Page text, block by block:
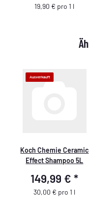
19,90 € pro 1 l
Ausverkauft
Koch Chemie Ceramic
Effect Shampoo 5L
149,99 €*
30,00 € pro 1 l